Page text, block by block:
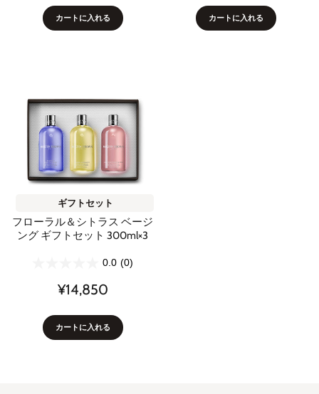
カートに入れる カートに入れる
ギフトセット
フローラル＆シトラス ベージ
ング ギフトセット 300ml×3
0.0 (0)
¥14,850
カートに入れる